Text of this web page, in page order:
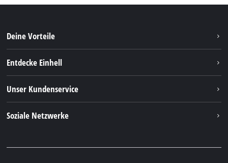
Deine Vorteile
Entdecke Einhell
Nachhaltigkeit
Unser Kundenservice
Soziale Netzwerke